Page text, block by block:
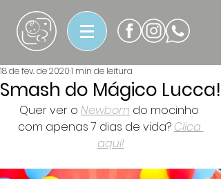
Smash do Mágico Lucca!
18 de fev. de 20201 min de leitura
Quer ver o Newborn do mocinho
com apenas 7 dias de vida? Clica
aqui!